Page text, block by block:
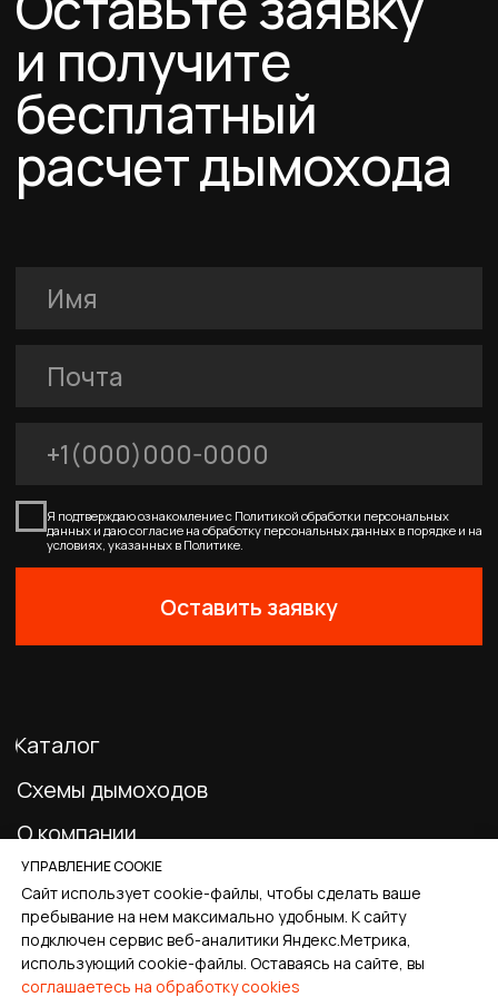
УПРАВЛЕНИЕ COOKIE
Сайт использует cookie-файлы, чтобы сделать ваше
пребывание на нем максимально удобным. К cайту
подключен сервис веб-аналитики Яндекс.Метрика,
использующий cookie-файлы. Оставаясь на сайте, вы
соглашаетесь на обработку cookies
Главная
FERRUM
Покупателям
Услуги
О компании
Соглашение о cookies
Политика конфиденциальности
Договор-оферта